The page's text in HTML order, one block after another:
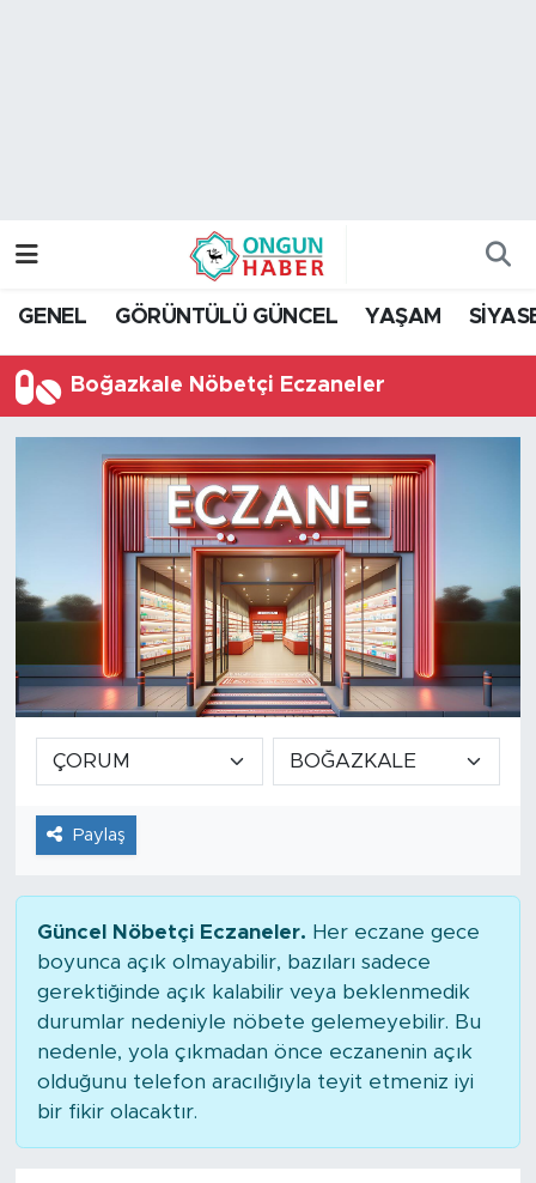
GENEL GÖRÜNTÜLÜ GÜNCEL YAŞAM
Boğazkale Nöbetçi Eczaneler
Paylaş
Güncel Nöbetçi Eczaneler. Her eczane gece
boyunca açık olmayabilir, bazıları sadece
gerektiğinde açık kalabilir veya beklenmedik
durumlar nedeniyle nöbete gelemeyebilir. Bu
nedenle, yola çıkmadan önce eczanenin açık
olduğunu telefon aracılığıyla teyit etmeniz iyi
bir fikir olacaktır.
Trafik Durumu
Tüm Manşetler
Son Dakika Haberleri
Haber Arşivi